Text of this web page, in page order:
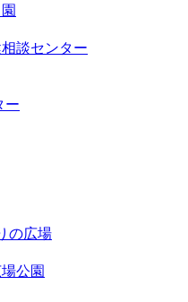
談センター
ー
の広場
公園